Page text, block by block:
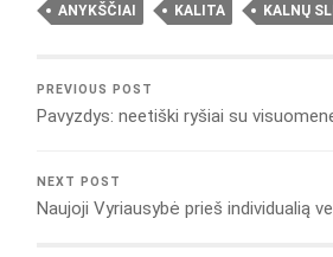
ANYKŠČIAI KALITA KALNŲ
PREVIOUS POST
Pavyzdys: neetiški ryšiai su
NEXT POST
Naujoji Vyriausybė prieš individualią